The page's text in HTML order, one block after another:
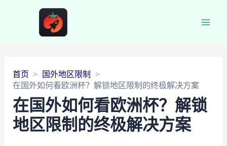
首页
国外地区限制
在国外如何看欧洲杯？解锁地区限制的终极解决方案
在国外如何看欧洲杯？解锁
地区限制的终极解决方案